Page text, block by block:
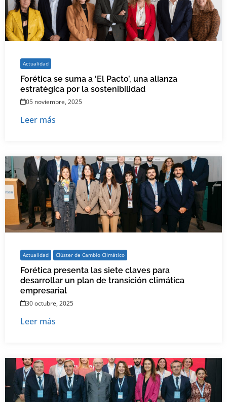
Actualidad
Forética se suma a ‘El Pacto’, una alianza
estratégica por la sostenibilidad
05 noviembre, 2025
Leer más
Actualidad Clúster de Cambio Climático
Forética presenta las siete claves para
desarrollar un plan de transición climática
empresarial
30 octubre, 2025
Leer más